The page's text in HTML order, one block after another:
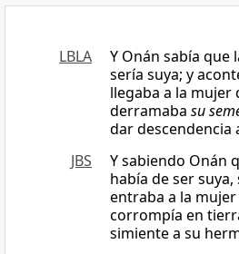
LBLA
Y Onán sabía que
sería suya; y
llegaba a la mujer
derramaba su
dar descendencia
JBS
Y sabiendo Onán
había de ser
entraba a la
corrompía en
simiente a su